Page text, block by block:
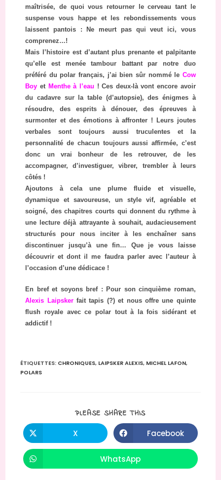
maîtrisée, de quoi vous retourner le cerveau tant le
suspense vous happe et les rebondissements vous
laissent pantois : Ne meurt pas qui veut ici, vous
comprenez…!
Mais l’histoire est d’autant plus prenante et palpitante
qu’elle est menée tambour battant par notre duo
préféré du polar français, j’ai bien sûr nommé le Cow
Boy et Menthe à l’eau ! Ces deux-là vont encore avoir
du cadavre sur la table (d’autopsie), des énigmes à
résoudre, des esprits à dénouer, des épreuves à
surmonter et des émotions à affronter ! Leurs joutes
verbales sont toujours aussi truculentes et la
personnalité de chacun toujours aussi affirmée, c’est
donc un vrai bonheur de les retrouver, de les
accompagner, d’investiguer, vibrer, trembler à leurs
côtés !
Ajoutons à cela une plume fluide et visuelle,
dynamique et savoureuse, un style vif, agréable et
soigné, des chapitres courts qui donnent du rythme à
une lecture déjà attrayante à souhait, audacieusement
structurés pour nous inciter à les enchaîner sans
discontinuer jusqu’à une fin… Que je vous laisse
découvrir et dont il me faudra parler avec l’auteur à
l’occasion d’une dédicace !
En bref et soyons bref : Pour son cinquième roman,
Alexis Laipskerfait tapis (?) et nous offre une quinte
flush royale avec ce polar tout à la fois sidérant et
addictif !
ÉTIQUETTES: CHRONIQUES, LAIPSKER ALEXIS, MICHEL LAFON,
POLARS
PLEASE SHARE THIS
X
Facebook
WhatsApp